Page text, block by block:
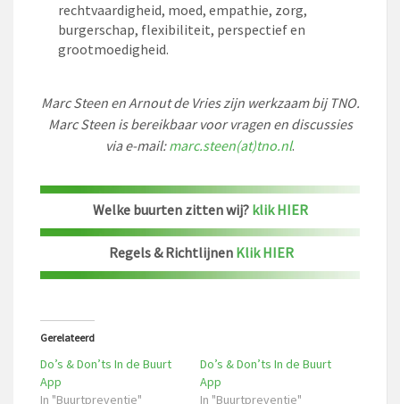
rechtvaardigheid, moed, empathie, zorg,
burgerschap, flexibiliteit, perspectief en
grootmoedigheid.
Marc Steen en Arnout de Vries zijn werkzaam bij TNO.
Marc Steen is bereikbaar voor vragen en discussies
via e-mail:marc.steen(at)tno.nl.
Welke buurten zitten wij? klik HIER
Regels & Richtlijnen Klik HIER
Gerelateerd
Do’s & Don’ts In de Buurt
App
In "Buurtpreventie"
Do’s & Don’ts In de Buurt
App
In "Buurtpreventie"